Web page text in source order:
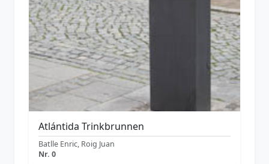
Atlántida Trinkbrunnen
Batlle Enric, Roig Juan
Nr. 0